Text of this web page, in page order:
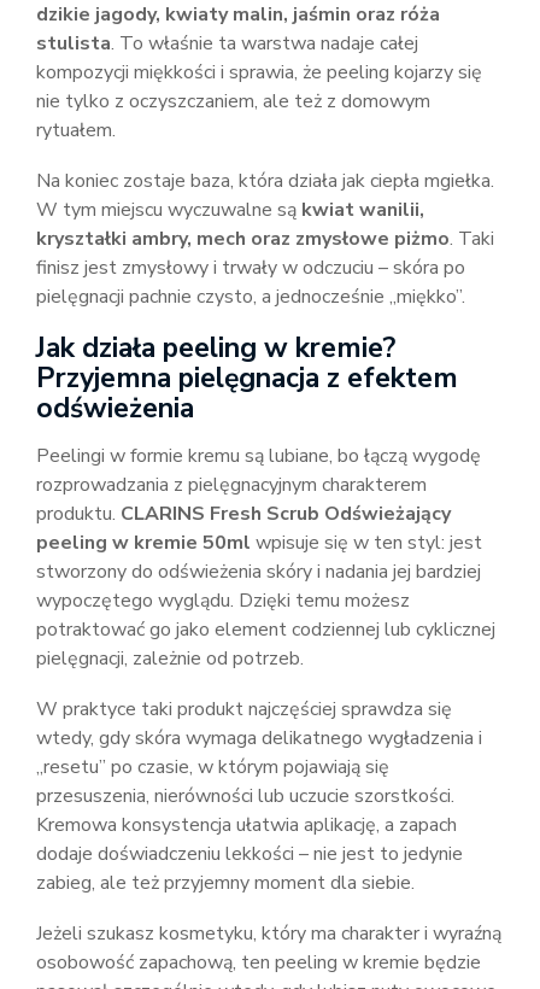
dzikie jagody, kwiaty malin, jaśmin oraz róża
stulista. To właśnie ta warstwa nadaje całej
kompozycji miękkości i sprawia, że peeling kojarzy się
nie tylko z oczyszczaniem, ale też z domowym
rytuałem.
Na koniec zostaje baza, która działa jak ciepła mgiełka.
W tym miejscu wyczuwalne są kwiat wanilii,
kryształki ambry, mech oraz zmysłowe piżmo. Taki
finisz jest zmysłowy i trwały w odczuciu – skóra po
pielęgnacji pachnie czysto, a jednocześnie „miękko”.
Jak działa peeling w kremie?
Przyjemna pielęgnacja z efektem
odświeżenia
Peelingi w formie kremu są lubiane, bo łączą wygodę
rozprowadzania z pielęgnacyjnym charakterem
produktu. CLARINS Fresh Scrub Odświeżający
peeling w kremie 50ml wpisuje się w ten styl: jest
stworzony do odświeżenia skóry i nadania jej bardziej
wypoczętego wyglądu. Dzięki temu możesz
potraktować go jako element codziennej lub cyklicznej
pielęgnacji, zależnie od potrzeb.
W praktyce taki produkt najczęściej sprawdza się
wtedy, gdy skóra wymaga delikatnego wygładzenia i
„resetu” po czasie, w którym pojawiają się
przesuszenia, nierówności lub uczucie szorstkości.
Kremowa konsystencja ułatwia aplikację, a zapach
dodaje doświadczeniu lekkości – nie jest to jedynie
zabieg, ale też przyjemny moment dla siebie.
Jeżeli szukasz kosmetyku, który ma charakter i wyraźną
osobowość zapachową, ten peeling w kremie będzie